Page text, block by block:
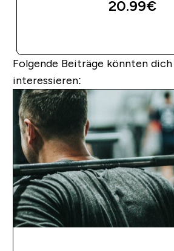
20.99€‎
Folgende Beiträge könnten
interessieren: